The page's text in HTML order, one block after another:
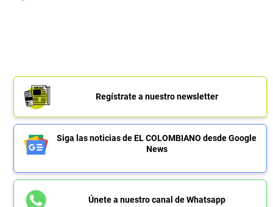
Regístrate a nuestro newsletter
Siga las noticias de EL COLOMBIANO desde Google
News
Únete a nuestro canal de Whatsapp